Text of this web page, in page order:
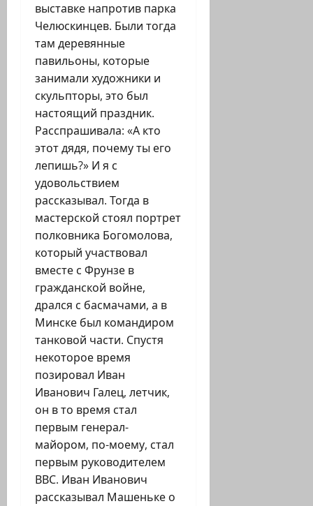
выставке напротив парка
Челюскинцев. Были тогда
там деревянные
павильоны, которые
занимали художники и
скульпторы, это был
настоящий праздник.
Расспрашивала: «А кто
этот дядя, почему ты его
лепишь?» И я с
удовольствием
рассказывал. Тогда в
мастерской стоял портрет
полковника Богомолова,
который участвовал
вместе с Фрунзе в
гражданской войне,
дрался с басмачами, а в
Минске был командиром
танковой части. Спустя
некоторое время
позировал Иван
Иванович Галец, летчик,
он в то время стал
первым генерал-
майором, по-моему, стал
первым руководителем
ВВС. Иван Иванович
рассказывал Машеньке о